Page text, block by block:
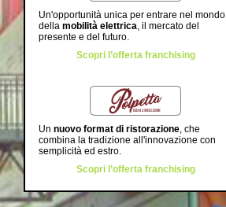
Un'opportunità unica per entrare nel mondo
della mobilità elettrica, il mercato del
presente e del futuro.
Scopri l’offerta franchising
Un nuovo format di ristorazione, che
combina la tradizione all'innovazione con
semplicità ed estro.
Scopri l’offerta franchising